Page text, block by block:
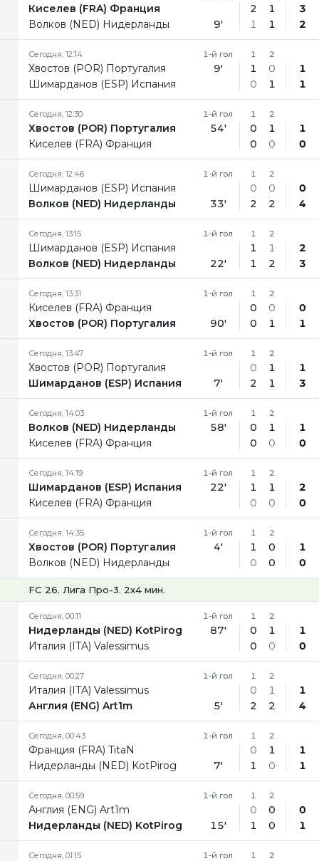
Киселев (FRA) Франция
Волков (NED) Нидерланды
9'
2
1
1
1
3
2
Сегодня, 12:14
Хвостов (POR) Португалия
Шимарданов (ESP) Испания
1-й гол
9'
1
1
0
2
0
1
1
1
Сегодня, 12:30
Хвостов (POR) Португалия
Киселев (FRA) Франция
1-й гол
54'
1
0
0
2
1
0
1
0
Сегодня, 12:46
Шимарданов (ESP) Испания
Волков (NED) Нидерланды
1-й гол
33'
1
0
2
2
0
2
0
4
Сегодня, 13:15
Шимарданов (ESP) Испания
Волков (NED) Нидерланды
1-й гол
22'
1
1
1
2
1
2
2
3
Сегодня, 13:31
Киселев (FRA) Франция
Хвостов (POR) Португалия
1-й гол
90'
1
0
0
2
0
1
0
1
Сегодня, 13:47
Хвостов (POR) Португалия
Шимарданов (ESP) Испания
1-й гол
7'
1
0
2
2
1
1
1
3
Сегодня, 14:03
Волков (NED) Нидерланды
Киселев (FRA) Франция
1-й гол
58'
1
0
0
2
1
0
1
0
Сегодня, 14:19
Шимарданов (ESP) Испания
Киселев (FRA) Франция
1-й гол
22'
1
1
0
2
1
0
2
0
Сегодня, 14:35
Хвостов (POR) Португалия
Волков (NED) Нидерланды
1-й гол
4'
1
1
0
2
0
0
1
0
FC 26. Лига Про-3. 2x4 мин.
Сегодня, 00:11
Нидерланды (NED) KotPirog
Италия (ITA) Valessimus
1-й гол
87'
1
0
0
2
1
0
1
0
Сегодня, 00:27
Италия (ITA) Valessimus
Англия (ENG) Art1m
1-й гол
5'
1
0
2
2
1
2
1
4
Сегодня, 00:43
Франция (FRA) TitaN
Нидерланды (NED) KotPirog
1-й гол
7'
1
0
1
2
1
0
1
1
Сегодня, 00:59
Англия (ENG) Art1m
Нидерланды (NED) KotPirog
1-й гол
15'
1
0
1
2
0
0
0
1
Сегодня, 01:15 1-й гол 1 2